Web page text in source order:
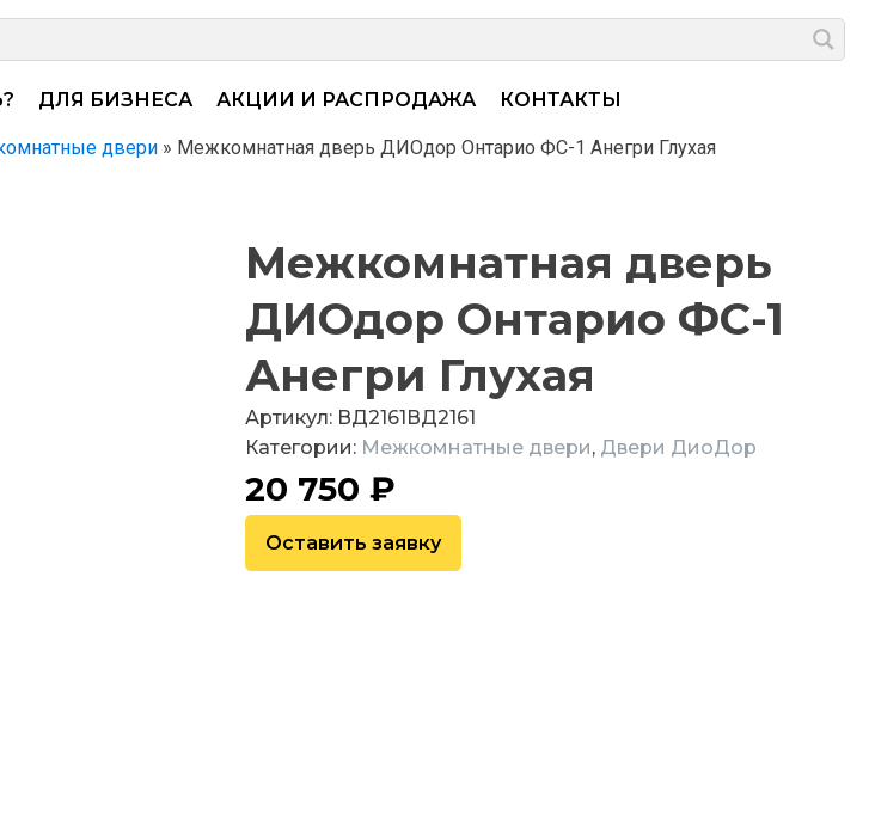
ДЛЯ БИЗНЕСА АКЦИИ И РАСПРОДАЖА КОНТАКТЫ
двери» Межкомнатная дверь ДИОдор Онтарио ФС-1 Анегри Глухая
Межкомнатная дверь
ДИОдор Онтарио ФС-1
Анегри Глухая
Артикул: ВД2161ВД2161
Категории: Межкомнатные двери, Двери ДиоДор
20 750 ₽
Оставить заявку